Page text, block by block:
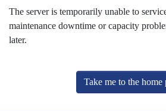
The server is temporarily unable to
maintenance downtime or capacity
later.
Take me to the home